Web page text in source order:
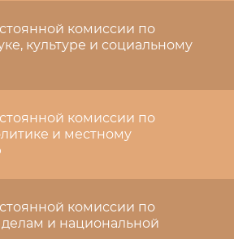
комиссии по
культуре и социальному
комиссии по
и местному
комиссии по
и национальной